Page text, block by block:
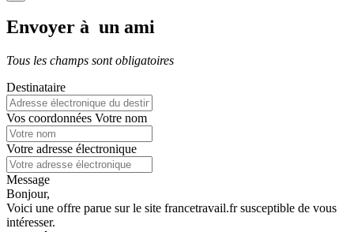
Envoyer à un ami
Tous les champs sont obligatoires
Destinataire
Vos coordonnées Votre nom
Votre adresse électronique
Message
Bonjour,
Voici une offre parue sur le site francetravail.fr susceptible de vous
intéresser.